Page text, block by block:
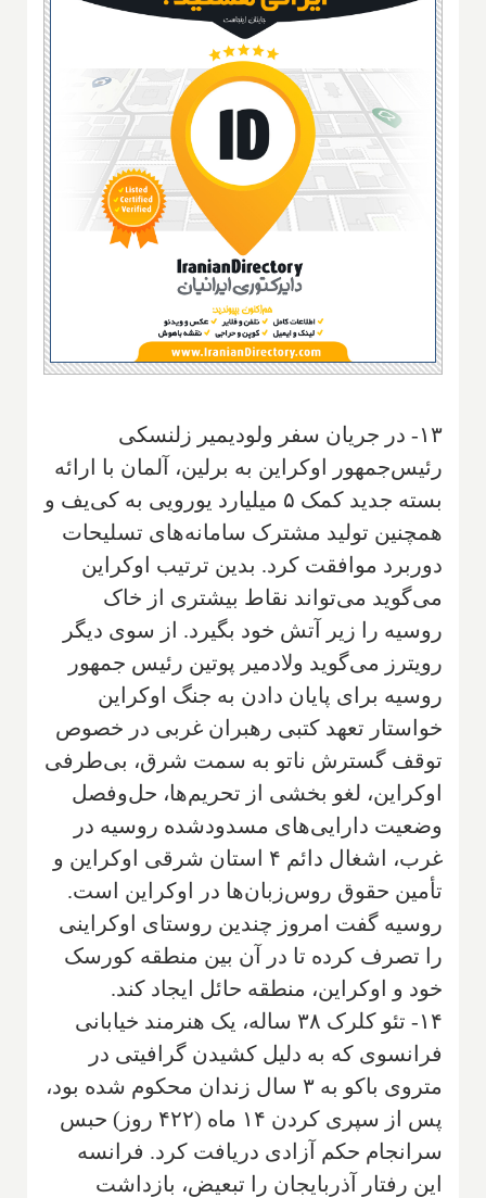
۱۳- در جریان سفر ولودیمیر زلنسکی
رئیس‌جمهور اوکراین به برلین، آلمان با ارائه
بسته جدید کمک ۵ میلیارد یورویی به کی‌یف و
همچنین تولید مشترک سامانه‌های تسلیحات
دوربرد موافقت کرد. بدین ترتیب اوکراین
می‌گوید می‌تواند نقاط بیشتری از خاک
روسیه را زیر آتش خود بگیرد. از سوی دیگر
رویترز می‌گوید ولادمیر پوتین رئیس جمهور
روسیه برای پایان دادن به جنگ اوکراین
خواستار تعهد کتبی رهبران غربی در خصوص
توقف گسترش ناتو به سمت شرق، بی‌طرفی
اوکراین، لغو بخشی از تحریم‌ها، حل‌وفصل
وضعیت دارایی‌های مسدودشده روسیه در
غرب، اشغال دائم ۴ استان شرقی اوکراین و
تأمین حقوق روس‌زبان‌ها در اوکراین است.
روسیه گفت امروز چندین روستای اوکراینی
را تصرف کرده تا در آن بین منطقه کورسک
خود و اوکراین، منطقه حائل ایجاد کند.
۱۴- تئو کلرک ۳۸ ساله، یک هنرمند خیابانی
فرانسوی که به دلیل کشیدن گرافیتی در
متروی باکو به ۳ سال زندان محکوم شده بود،
پس از سپری کردن ۱۴ ماه (۴۲۲ روز) حبس
سرانجام حکم آزادی دریافت کرد. فرانسه
این رفتار آذربایجان را تبعیض، بازداشت